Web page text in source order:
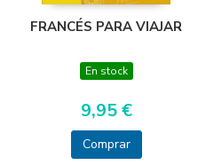
FRANCÉS PARA VIAJAR
En stock
9,95 €
Comprar